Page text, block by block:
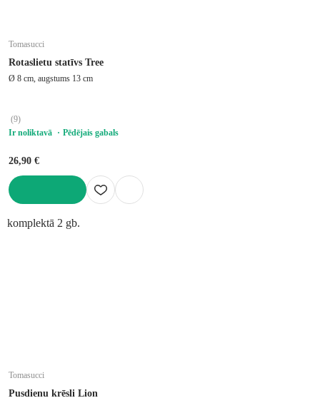
Tomasucci
Rotaslietu statīvs Tree
Ø 8 cm, augstums 13 cm
(9)
Ir noliktavā
Pēdējais gabals
26,90 €
komplektā 2 gb.
Tomasucci
Pusdienu krēsli Lion